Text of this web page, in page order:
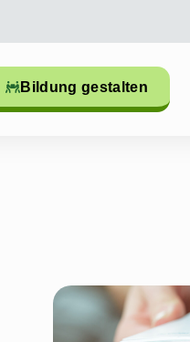
Bildung gestalten